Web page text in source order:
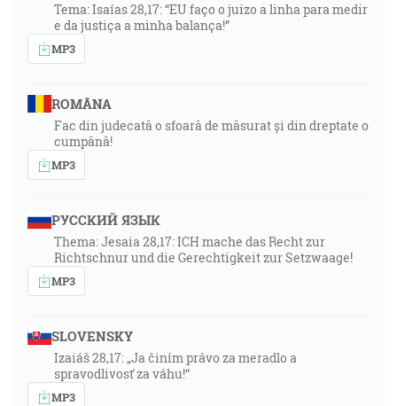
Tema: Isaías 28,17: “EU faço o juizo a linha para medir
e da justiça a minha balança!”
MP3
ROMÂNA
Fac din judecată o sfoară de măsurat și din dreptate o
cumpănă!
MP3
РУССКИЙ ЯЗЫК
Thema: Jesaia 28,17: ICH mache das Recht zur
Richtschnur und die Gerechtigkeit zur Setzwaage!
MP3
SLOVENSKY
Izaiáš 28,17: „Ja činím právo za meradlo a
spravodlivosť za váhu!“
MP3